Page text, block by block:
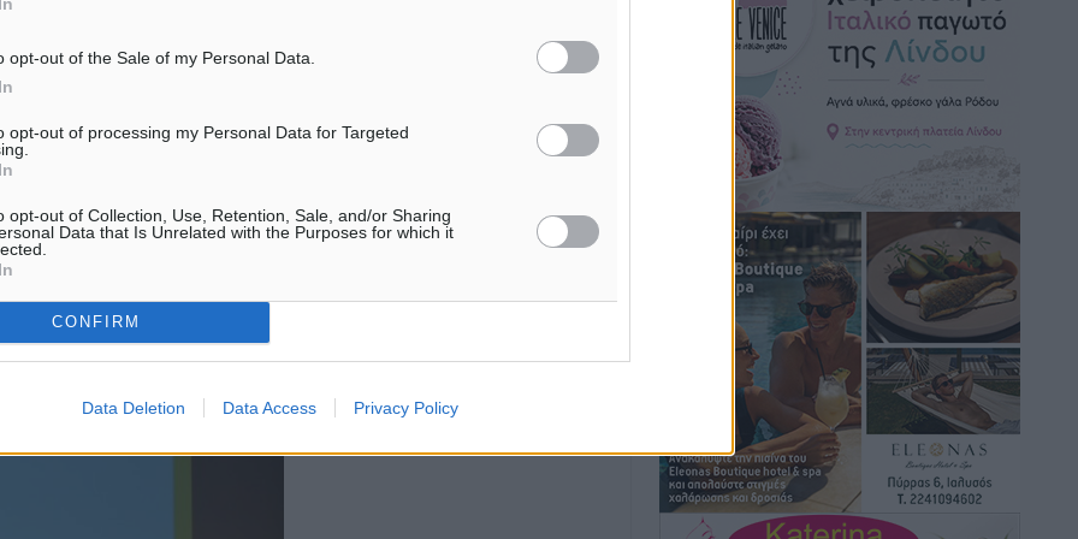
opt-out of the Sale of my Personal Data.
opt-out of processing my Personal Data for Targeted
opt-out of Collection, Use, Retention, Sale, and/or Sharing
Data that Is Unrelated with the Purposes for which it
CONFIRM
Data Deletion Data Access Privacy Policy
επετειακό μήνυμα
τον ρόλο του ως
κλάδου, αλλά και τη
κουλτούρας και
με έμπνευση και
αποτελεί γιορτή για
τα παιδιά μας.
• πριν 4 ώρες
Γ. Χατζημάρκος: “Δύο μεγάλες
δεσμεύσεις Γεωργιάδη” – Κίνητρα για
τους γιατρούς των νησιών και
συνεργασία Ρόδου με το Αττικόν για το
Ακτινοθεραπευτικό
Τοπικές Ειδήσεις πριν 4 ώρες
Σούπερ μάρκετ: Διευρύνεται η εθνική
πρωτοβουλία για τις τιμές – Eρχονται
νέες συμμετοχές εταιρειών
• πριν 4 ώρες
Συνελήφθησαν έξι άτομα για
ηχορύπανση από καταστήματα στο
Νότιο Αιγαίο